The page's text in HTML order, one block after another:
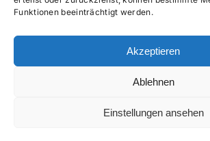
Funktionen beeinträchtigt werden.
Akzeptieren
Ablehnen
Einstellungen ansehen
Koordinierungsstelle EAA
Niedersachsen
Niedersächsischen
Wirtschaft gGmbH
Marie-Curie Straße 5
21337 Lüneburg